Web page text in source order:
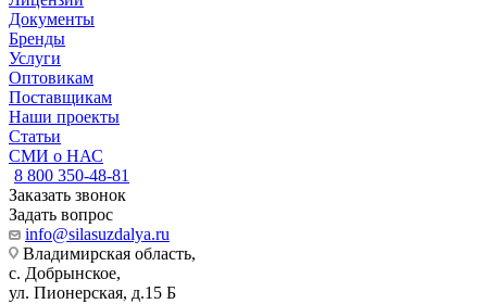
Документы
Бренды
Услуги
Оптовикам
Поставщикам
Наши проекты
Статьи
СМИ о НАС
8 800 350-48-81
Заказать звонок
Задать вопрос
info@silasuzdalya.ru
Владимирская область,
с. Добрынское,
ул. Пионерская, д.15 Б